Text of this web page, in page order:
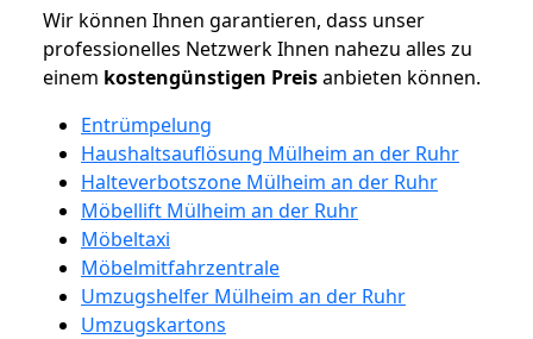
Wir können Ihnen garantieren, dass unser
professionelles Netzwerk Ihnen nahezu alles zu
einem kostengünstigen Preisanbieten können.
Entrümpelung
Haushaltsauflösung Mülheim an der Ruhr
Halteverbotszone Mülheim an der Ruhr
Möbellift Mülheim an der Ruhr
Möbeltaxi
Möbelmitfahrzentrale
Umzugshelfer Mülheim an der Ruhr
Umzugskartons